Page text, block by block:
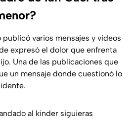
varios mensajes y videos
expresó el dolor que enfrenta
Una de las publicaciones que
un mensaje donde cuestionó lo
al kinder siguieras